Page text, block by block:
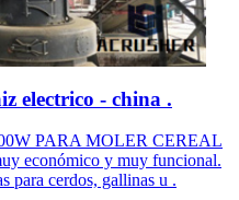
electrico - china .
PARA MOLER CEREAL
económico y muy funcional.
para cerdos, gallinas u .